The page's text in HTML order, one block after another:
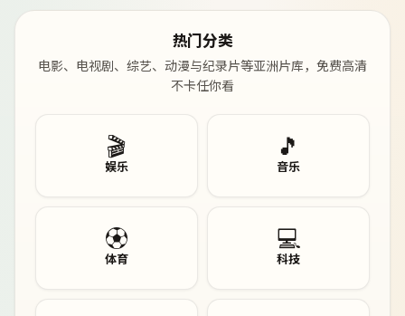
热门分类
电影、电视剧、综艺、动漫与纪录片等亚洲片库，免费高清
不卡任你看
🎬
娱乐
🎵
音乐
⚽
体育
💻
科技